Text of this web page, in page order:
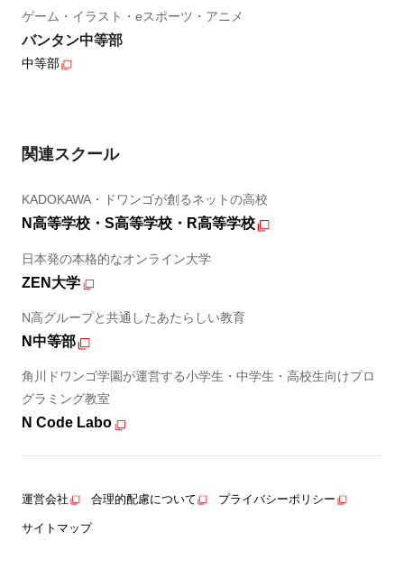
ゲーム・イラスト・eスポーツ・アニメ
バンタン中等部
中等部
関連スクール
KADOKAWA・ドワンゴが創るネットの高校
N高等学校・S高等学校・R高等学校
日本発の本格的なオンライン大学
ZEN大学
N高グループと共通したあたらしい教育
N中等部
角川ドワンゴ学園が運営する小学生・中学生・高校生向けプロ
グラミング教室
N Code Labo
運営会社 合理的配慮について プライバシーポリシー
サイトマップ